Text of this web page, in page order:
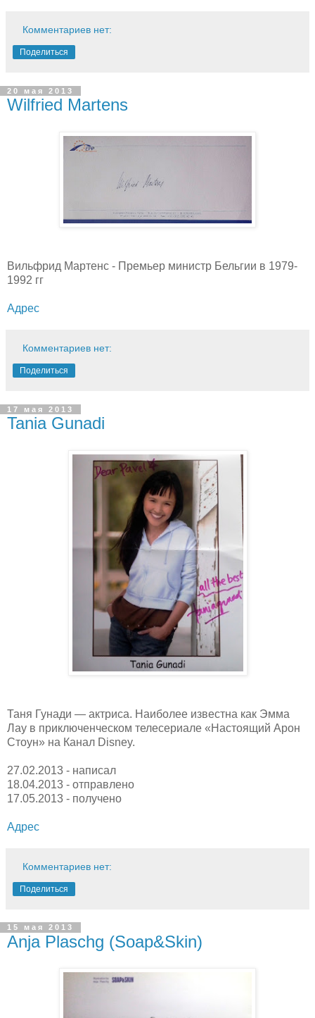
Комментариев нет:
Поделиться
20 мая 2013
Wilfried Martens
Вильфрид Мартенс - Премьер министр Бельгии в 1979-
1992 гг
Адрес
Комментариев нет:
Поделиться
17 мая 2013
Tania Gunadi
Таня Гунади — актриса. Наиболее известна как Эмма
Лау в приключенческом телесериале «Настоящий Арон
Стоун» на Канал Disney.
27.02.2013 - написал
18.04.2013 - отправлено
17.05.2013 - получено
Адрес
Комментариев нет:
Поделиться
15 мая 2013
Anja Plaschg (Soap&Skin)